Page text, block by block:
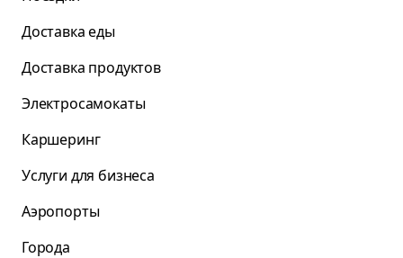
Доставка еды
Доставка продуктов
Электросамокаты
Каршеринг
Услуги для бизнеса
Аэропорты
Города